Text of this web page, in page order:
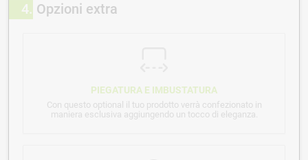
4 Opzioni extra
PIEGATURA E IMBUSTATURA
Con questo optional il tuo prodotto verrà confezionato in
maniera esclusiva aggiungendo un tocco di eleganza.